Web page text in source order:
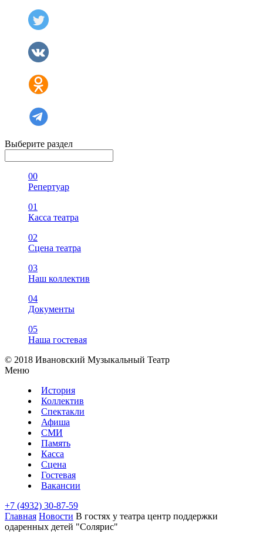
Выберите раздел
00
Репертуар
01
Касса театра
02
Сцена театра
03
Наш коллектив
04
Документы
05
Наша гостевая
© 2018 Ивановский Музыкальный Театр
Меню
История
Коллектив
Спектакли
Афиша
СМИ
Память
Касса
Сцена
Гостевая
Вакансии
+7 (4932) 30-87-59
Главная Новости В гостях у театра центр поддержки
одаренных детей "Солярис"